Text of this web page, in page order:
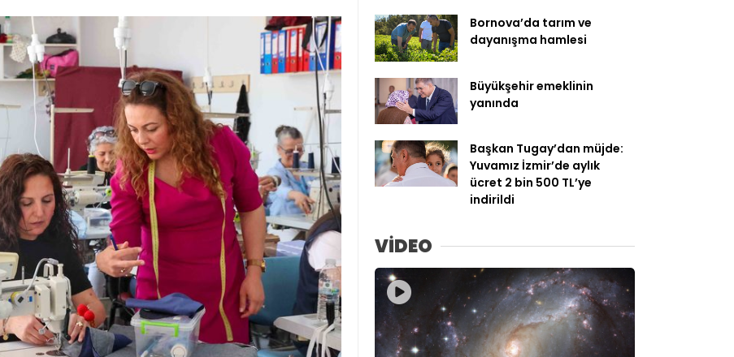
Bornova’da tarım ve
dayanışma hamlesi
Büyükşehir emeklinin
yanında
Başkan Tugay’dan müjde:
Yuvamız İzmir’de aylık
ücret 2 bin 500 TL’ye
indirildi
VİDEO